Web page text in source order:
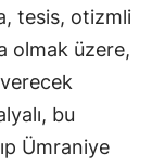
tesis, otizmli
olmak üzere,
bu
Ümraniye